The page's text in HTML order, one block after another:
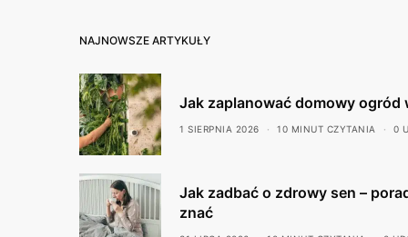
NAJNOWSZE ARTYKUŁY
Jak zaplanować domowy ogród
1 SIERPNIA 2026 10 MINUT CZYTANIA 0
Jak zadbać o zdrowy sen –
znać